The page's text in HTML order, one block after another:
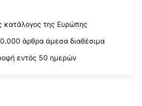
κατάλογος της Ευρώπης
άρθρα άμεσα διαθέσιμα
εντός 50 ημερών